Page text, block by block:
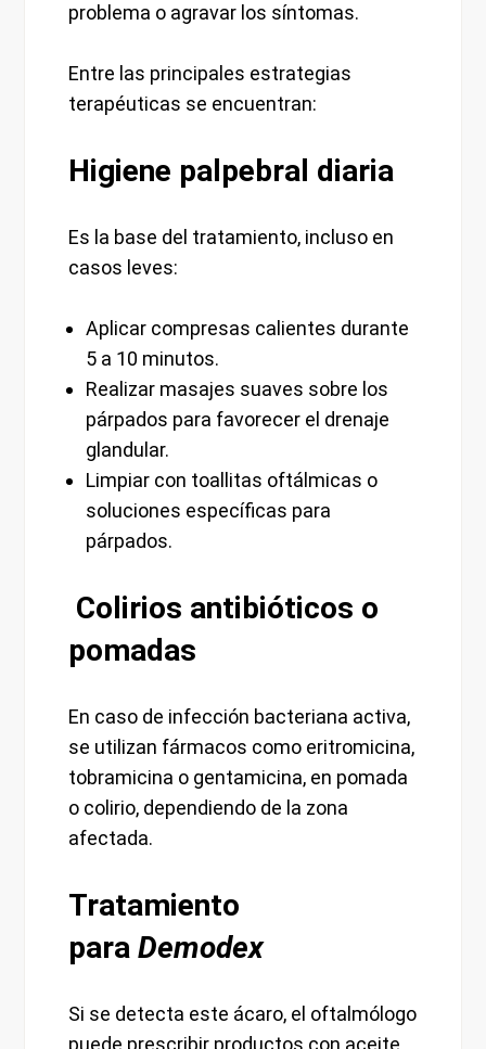
problema o agravar los síntomas.
Entre las principales estrategias
terapéuticas se encuentran:
Higiene palpebral diaria
Es la base del tratamiento, incluso en
casos leves:
Aplicar compresas calientes durante
5 a 10 minutos.
Realizar masajes suaves sobre los
párpados para favorecer el drenaje
glandular.
Limpiar con toallitas oftálmicas o
soluciones específicas para
párpados.
Colirios antibióticos o
pomadas
En caso de infección bacteriana activa,
se utilizan fármacos como eritromicina,
tobramicina o gentamicina, en pomada
o colirio, dependiendo de la zona
afectada.
Tratamiento
paraDemodex
Si se detecta este ácaro, el oftalmólogo
puede prescribir productos con aceite